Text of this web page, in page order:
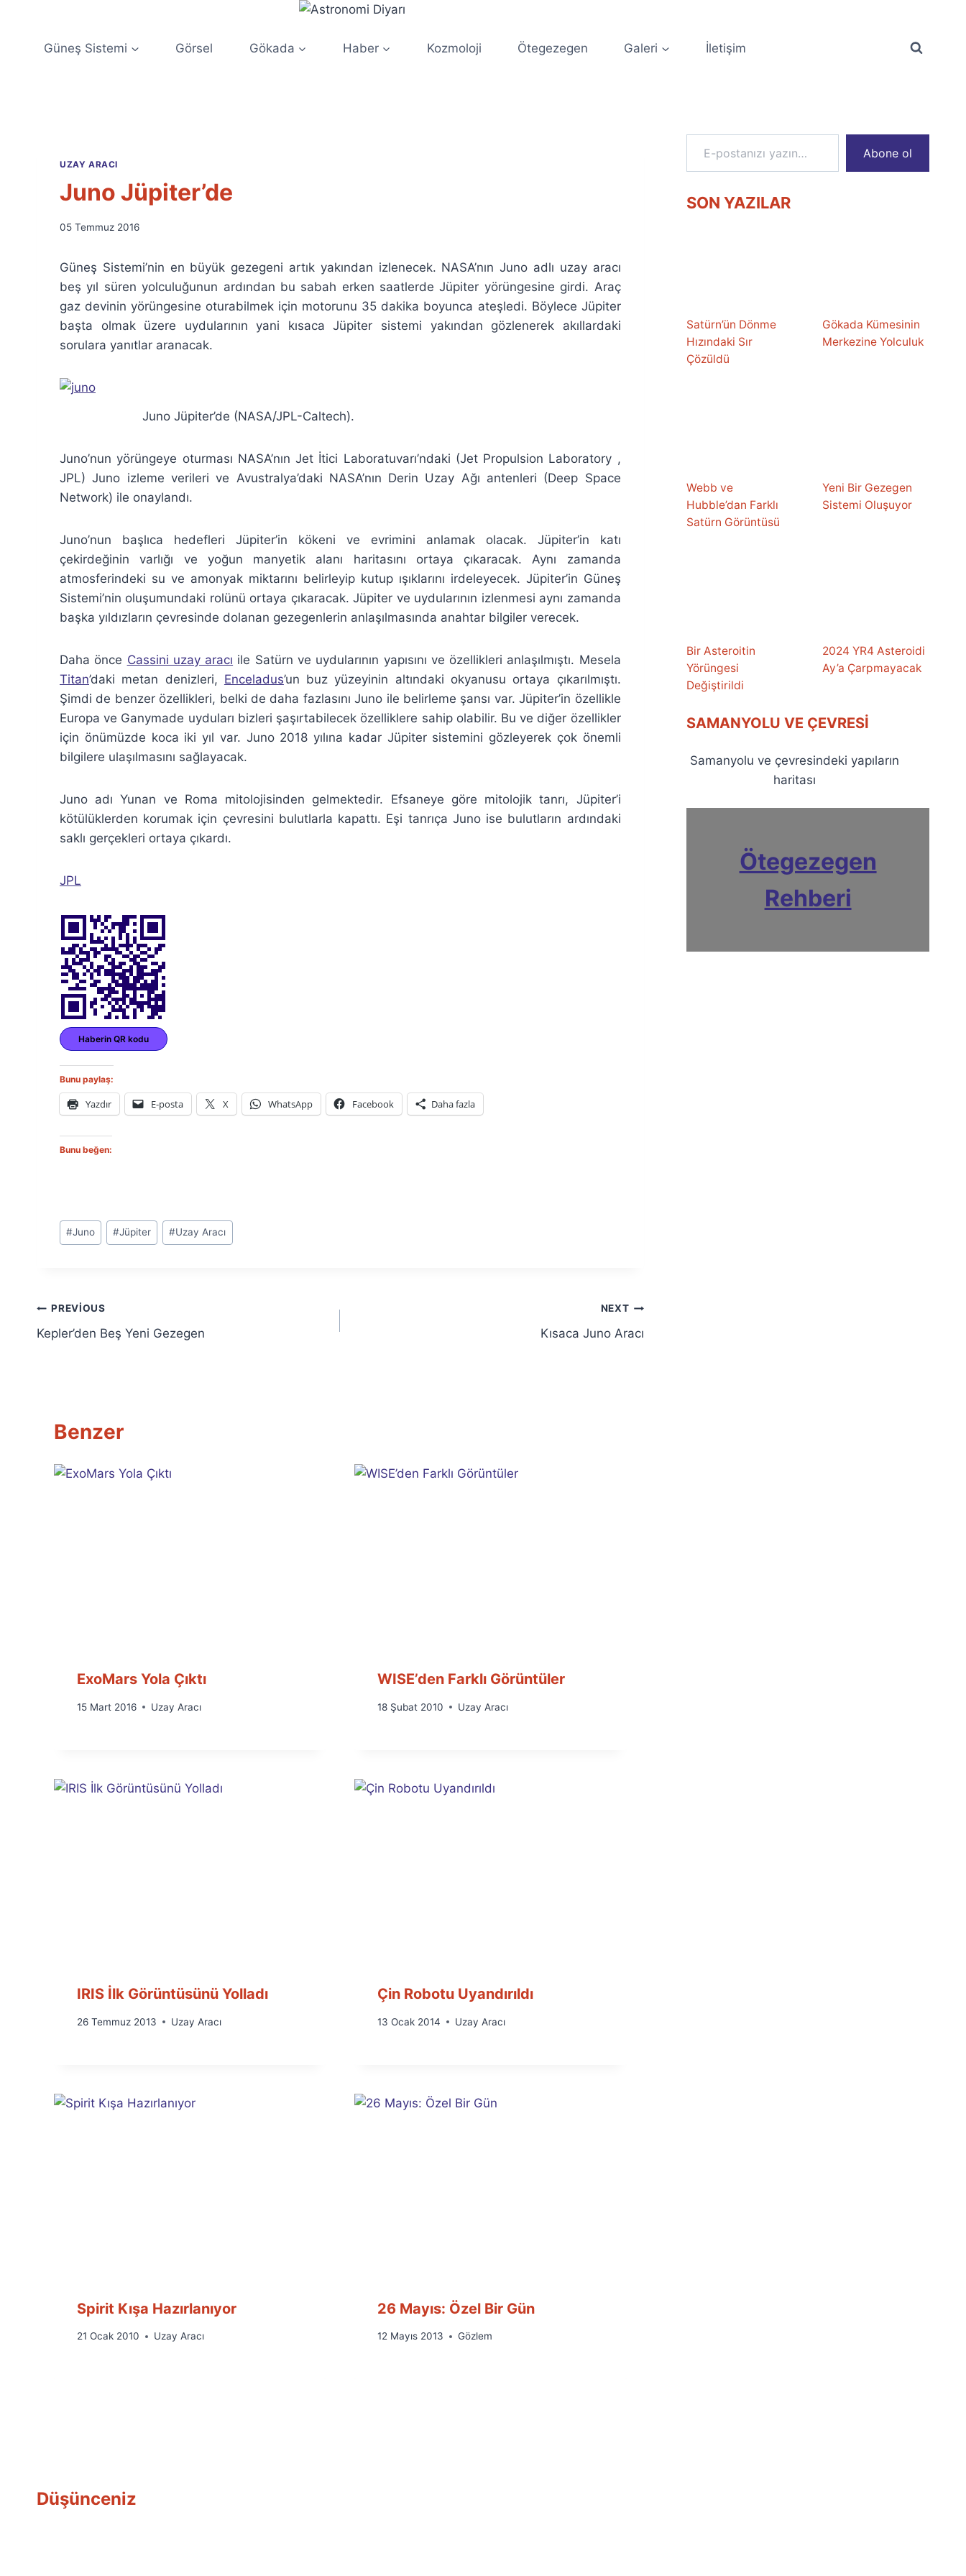
Güneş Sistemi Görsel Gökada Haber Kozmoloji Ötegezegen Galeri İletişim
UZAY ARACI
Juno Jüpiter’de
By
Özyar
05 Temmuz 2016
Güneş Sistemi’nin en büyük gezegeni artık yakından izlenecek. NASA’nın Juno adlı uzay aracı
beş yıl süren yolculuğunun ardından bu sabah erken saatlerde Jüpiter yörüngesine girdi. Araç
gaz devinin yörüngesine oturabilmek için motorunu 35 dakika boyunca ateşledi. Böylece Jüpiter
başta olmak üzere uydularının yani kısaca Jüpiter sistemi yakından gözlenerek akıllardaki
sorulara yanıtlar aranacak.
Juno Jüpiter’de (NASA/JPL-Caltech).
Juno’nun yörüngeye oturması NASA’nın Jet İtici Laboratuvarı’ndaki (Jet Propulsion Laboratory ,
JPL) Juno izleme verileri ve Avustralya’daki NASA’nın Derin Uzay Ağı antenleri (Deep Space
Network) ile onaylandı.
Juno’nun başlıca hedefleri Jüpiter’in kökeni ve evrimini anlamak olacak. Jüpiter’in katı
çekirdeğinin varlığı ve yoğun manyetik alanı haritasını ortaya çıkaracak. Aynı zamanda
atmosferindeki su ve amonyak miktarını belirleyip kutup ışıklarını irdeleyecek. Jüpiter’in Güneş
Sistemi’nin oluşumundaki rolünü ortaya çıkaracak. Jüpiter ve uydularının izlenmesi aynı zamanda
başka yıldızların çevresinde dolanan gezegenlerin anlaşılmasında anahtar bilgiler verecek.
Daha önce Cassini uzay aracı ile Satürn ve uydularının yapısını ve özellikleri anlaşılmıştı. Mesela
Titan’daki metan denizleri, Enceladus’un buz yüzeyinin altındaki okyanusu ortaya çıkarılmıştı.
Şimdi de benzer özellikleri, belki de daha fazlasını Juno ile belirleme şansı var. Jüpiter’in özellikle
Europa ve Ganymade uyduları bizleri şaşırtabilecek özelliklere sahip olabilir. Bu ve diğer özellikler
için önümüzde koca iki yıl var. Juno 2018 yılına kadar Jüpiter sistemini gözleyerek çok önemli
bilgilere ulaşılmasını sağlayacak.
Juno adı Yunan ve Roma mitolojisinden gelmektedir. Efsaneye göre mitolojik tanrı, Jüpiter’i
kötülüklerden korumak için çevresini bulutlarla kapattı. Eşi tanrıça Juno ise bulutların ardındaki
saklı gerçekleri ortaya çıkardı.
JPL
Haberin QR kodu
Bunu paylaş:
Yazdır E-posta X WhatsApp Facebook Daha fazla
Bunu beğen:
Post
Tags:
#Juno #Jüpiter #Uzay Aracı
Yazı
gezinmesi
PREVIOUS
Kepler’den Beş Yeni Gezegen
NEXT
Kısaca Juno Aracı
Benzer
ExoMars Yola Çıktı
By
15 Mart 2016 Uzay Aracı
WISE’den Farklı Görüntüler
By
18 Şubat 2010 Uzay Aracı
IRIS İlk Görüntüsünü Yolladı
By
26 Temmuz 2013 Uzay Aracı
Çin Robotu Uyandırıldı
By
13 Ocak 2014 Uzay Aracı
Spirit Kışa Hazırlanıyor
By
21 Ocak 2010 Uzay Aracı
26 Mayıs: Özel Bir Gün
By
12 Mayıs 2013 Gözlem
Düşünceniz
E-postanızı yazın…
Abone ol
SON YAZILAR
Satürn’ün Dönme
Hızındaki Sır
Çözüldü
Gökada Kümesinin
Merkezine Yolculuk
Webb ve
Hubble’dan Farklı
Satürn Görüntüsü
Yeni Bir Gezegen
Sistemi Oluşuyor
Bir Asteroitin
Yörüngesi
Değiştirildi
2024 YR4 Asteroidi
Ay’a Çarpmayacak
SAMANYOLU VE ÇEVRESI
Samanyolu ve çevresindeki yapıların
haritası
Ötegezegen
Rehberi